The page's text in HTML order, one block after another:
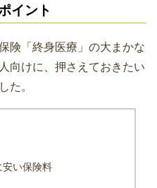
イント
険「終身医療」の大まかな
向けに、押さえておきたい
た。
安い保険料